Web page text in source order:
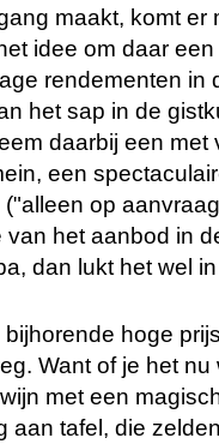
maakt, komt er
idee om daar
rendementen in
het sap in de
daarbij een met
een
op
het aanbod in
dan lukt het wel
hoge
Want of je het
met een
aan tafel, die